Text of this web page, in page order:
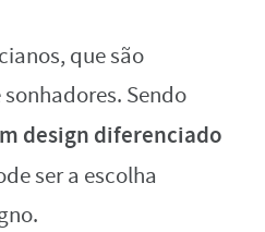
que são
Sendo
design diferenciado
ser a escolha